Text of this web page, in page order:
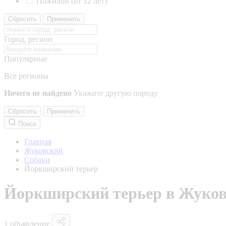
Сбросить Применить
Город, регион
Популярные
Все регионы
Ничего не найдено Укажите другую породу
Сбросить
Применить
Поиск
Главная
Жуковский
Собаки
Йоркширский терьер
Йоркширский терьер в
1 объявление